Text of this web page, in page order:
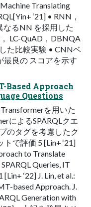
Translating
‘21] • RNN，
るNN を採⽤した
LC-QuAD，DBNQA
た⽐較実験 • CNNベ
最良の スコアを⽰す
Based Approach
Questions
Transformerを⽤いた
によるSPARQLクエ
のタグを考慮したク
で評価 5 [Lin+ ‘21]
to Translate
Queries, IT
‘22] J. Lin, et al.:
based Approach. J.
Generation with